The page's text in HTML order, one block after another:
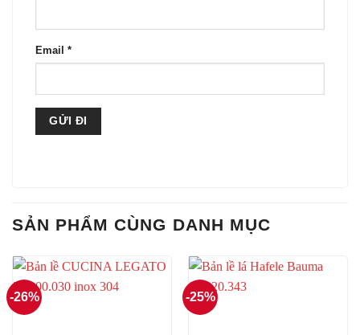
Email *
SẢN PHẨM CÙNG DANH MỤC
-26% -25%